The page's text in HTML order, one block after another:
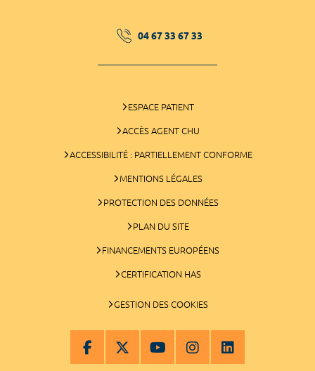
04 67 33 67 33
ESPACE PATIENT
ACCÈS AGENT CHU
ACCESSIBILITÉ : PARTIELLEMENT CONFORME
MENTIONS LÉGALES
PROTECTION DES DONNÉES
PLAN DU SITE
FINANCEMENTS EUROPÉENS
CERTIFICATION HAS
GESTION DES COOKIES